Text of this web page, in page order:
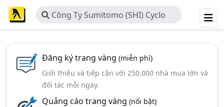
Công Ty Sumitomo (SHI) Cyclo
Drive Asia Pacific - Văn Phòng Đại
Đăng ký trang vàng (miễn phí)
Giới thiệu và tiếp cận với 250.000 nhà mua lớn và
đối tác mỗi ngày.
Quảng cáo trang vàng (nổi bật)